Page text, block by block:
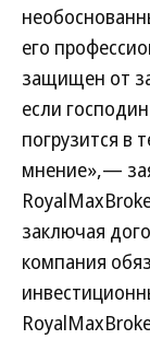
его
защищен от
если
погрузится в
мнение»,—
заключая
компания